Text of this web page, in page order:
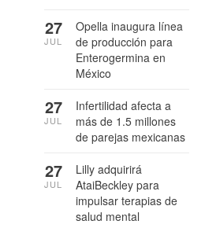
Opella inaugura línea
de producción para
Enterogermina en
México
27
JUL
Infertilidad afecta a
más de 1.5 millones
de parejas mexicanas
27
JUL
Lilly adquirirá
AtaiBeckley para
impulsar terapias de
salud mental
27
JUL